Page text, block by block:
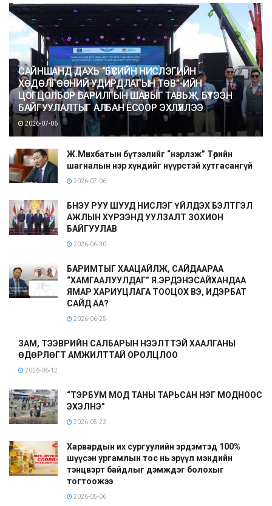
САЙНШАНД ДАХЬ “БҮСИЙН НИСЛЭГИЙН
ХӨДӨЛГӨӨНИЙ УДИРДЛАГЫН ТӨВ”-ИЙН
ЦОГЦОЛБОР БАРИЛГЫН ШАВЫГ ТАВЬЖ, БҮТЭЭН
БАЙГУУЛАЛТЫГ АЛБАН ЁСООР ЭХЛҮҮЛЛЭЭ
2026-07-06
Ж.Мөнхбатын бүтээлийг “нэрлэж” Төрийн
шагналын нэр хүндийг нүүрстэй хутгасангүй
2026-07-06
БНЭУ РУУ ШУУД НИСЛЭГ ҮЙЛДЭХ БЭЛТГЭЛ
АЖЛЫН ХҮРЭЭНД УУЛЗАЛТ ЗОХИОН
БАЙГУУЛАВ
2026-06-30
БАРИМТЫГ ХААЦАЙЛЖ, САЙДААРАА
“ХАМГААЛУУЛДАГ” Я.ЭРДЭНЭСАЙХАНДАА
ЯМАР ХАРИУЦЛАГА ТООЦОХ ВЭ, ИДЭРБАТ
САЙД АА?
2026-06-25
ЗАМ, ТЭЭВРИЙН САЛБАРЫН НЭЭЛТТЭЙ ХААЛГАНЫ
ӨДӨРЛӨГТ АМЖИЛТТАЙ ОРОЛЦЛОО
2026-06-12
“ТЭРБУМ МОД ТАНЫ ТАРЬСАН НЭГ МОДНООС
ЭХЭЛНЭ”
2026-05-22
Харвардын их сургуулийн эрдэмтэд 100%
шүүсэн ургамлын тос нь эрүүл мэндийн
тэнцвэрт байдлыг дэмждэг болохыг
тогтоожээ
2026-05-06